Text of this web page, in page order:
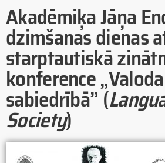
Akadēmiķa Jāņa
dzimšanas dienas
starptautiskā
konference „Valoda
sabiedrībā” (
Society)